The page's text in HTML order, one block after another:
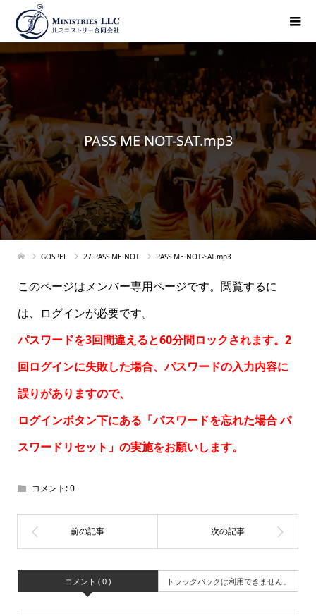
PASS ME NOT-SAT.mp3
GOSPEL 27.PASS ME NOT PASS ME NOT-SAT.mp3
このページはメンバー専用ページです。閲覧するに
は、ログインが必要です。
パスワードを3回間違えると60分間ロックされます。2
回ログインに失敗した場合、パスワードの入力内容に
誤りがありますので、
ログインボタン下にある「パスワードを忘れた場合パ
スワードリセット 」の実施をお願いします。
コメント:0
コメント ( 0 ) トラックバックは利用できません。